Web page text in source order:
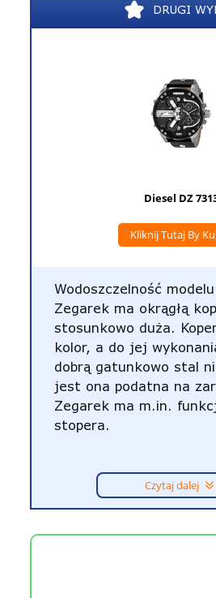
DRUGI
Diesel DZ
Kliknij Tutaj By
Wodoszczelność
Zegarek ma okrągłą
stosunkowo duża.
kolor, a do jej
dobrą gatunkowo stal
jest ona podatna na
Zegarek ma m.in.
stopera.
Czytaj dalej